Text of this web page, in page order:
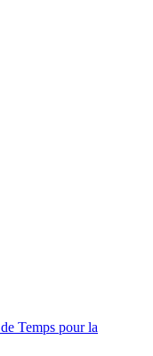
Temps pour la